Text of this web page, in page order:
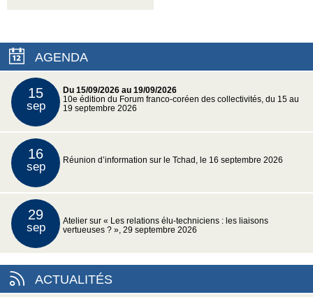
AGENDA
15
sep
Du 15/09/2026 au 19/09/2026
10e édition du Forum franco-coréen des collectivités, du 15 au
19 septembre 2026
16
sep Réunion d’information sur le Tchad, le 16 septembre 2026
29
sep
Atelier sur « Les relations élu-techniciens : les liaisons
vertueuses ? », 29 septembre 2026
ACTUALITÉS